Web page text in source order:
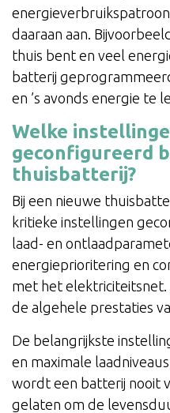
daaraan aan.
thuis bent en veel
batterij
en ’s avonds energie te
Welke
geconfigureerd
thuisbatterij?
Bij een nieuwe
kritieke instellingen
laad- en
energieprioritering en
met het
de algehele prestaties
De belangrijkste
en maximale
wordt een batterij nooit
gelaten om de